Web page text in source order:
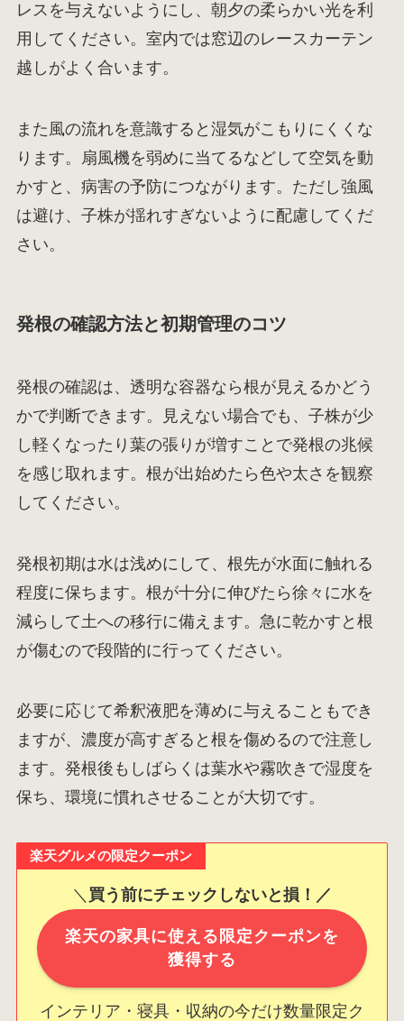
レスを与えないようにし、朝夕の柔らかい光を利
用してください。室内では窓辺のレースカーテン
越しがよく合います。
また風の流れを意識すると湿気がこもりにくくな
ります。扇風機を弱めに当てるなどして空気を動
かすと、病害の予防につながります。ただし強風
は避け、子株が揺れすぎないように配慮してくだ
さい。
発根の確認方法と初期管理のコツ
発根の確認は、透明な容器なら根が見えるかどう
かで判断できます。見えない場合でも、子株が少
し軽くなったり葉の張りが増すことで発根の兆候
を感じ取れます。根が出始めたら色や太さを観察
してください。
発根初期は水は浅めにして、根先が水面に触れる
程度に保ちます。根が十分に伸びたら徐々に水を
減らして土への移行に備えます。急に乾かすと根
が傷むので段階的に行ってください。
必要に応じて希釈液肥を薄めに与えることもでき
ますが、濃度が高すぎると根を傷めるので注意し
ます。発根後もしばらくは葉水や霧吹きで湿度を
保ち、環境に慣れさせることが大切です。
楽天グルメの限定クーポン
＼ 買う前にチェックしないと損！／
楽天の家具に使える限定クーポンを
獲得する
インテリア・寝具・収納の今だけ数量限定ク